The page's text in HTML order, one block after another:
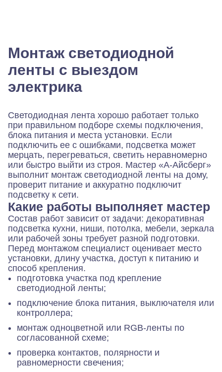
Монтаж светодиодной
ленты с выездом
электрика
Светодиодная лента хорошо работает только
при правильном подборе схемы подключения,
блока питания и места установки. Если
подключить ее с ошибками, подсветка может
мерцать, перегреваться, светить неравномерно
или быстро выйти из строя. Мастер «А-Айсберг»
выполнит монтаж светодиодной ленты на дому,
проверит питание и аккуратно подключит
подсветку к сети.
Какие работы выполняет мастер
Состав работ зависит от задачи: декоративная
подсветка кухни, ниши, потолка, мебели, зеркала
или рабочей зоны требует разной подготовки.
Перед монтажом специалист оценивает место
установки, длину участка, доступ к питанию и
способ крепления.
подготовка участка под крепление
светодиодной ленты;
подключение блока питания, выключателя или
контроллера;
монтаж одноцветной или RGB-ленты по
согласованной схеме;
проверка контактов, полярности и
равномерности свечения;